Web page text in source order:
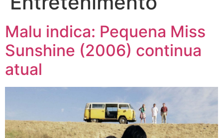
Malu indica: Pequena Miss
Sunshine (2006) continua
atual